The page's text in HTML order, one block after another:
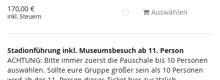
170,00 €
inkl. Steuern Auswählen
Stadionführung inkl. Museumsbesuch ab 11. Person
ACHTUNG: Bitte immer zuerst die Pauschale bis 10 Personen
auswählen. Sollte eure Gruppe größer sein als 10 Personen